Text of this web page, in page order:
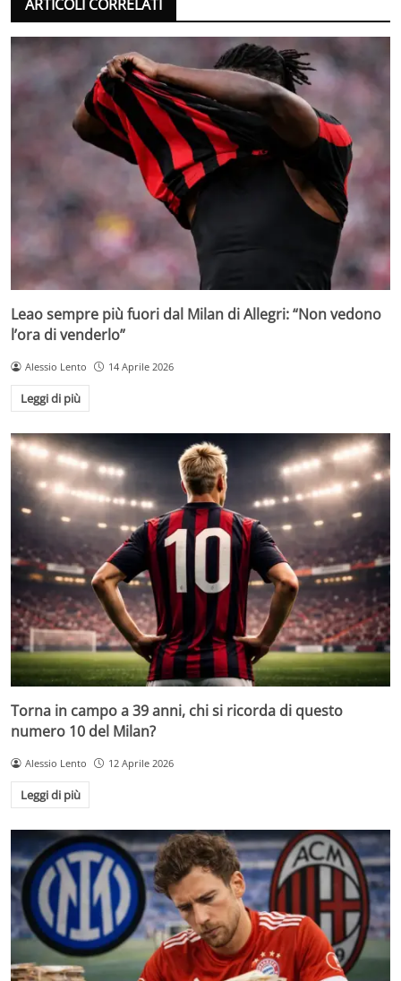
ARTICOLI CORRELATI
Leao sempre più fuori dal Milan di Allegri: “Non vedono
l’ora di venderlo”
Alessio Lento 14 Aprile 2026
Leggi di più
Torna in campo a 39 anni, chi si ricorda di questo
numero 10 del Milan?
Alessio Lento 12 Aprile 2026
Leggi di più